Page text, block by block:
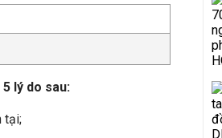
lý do sau:
tại;